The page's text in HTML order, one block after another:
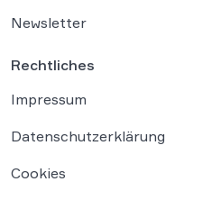
Newsletter
Rechtliches
Impressum
Datenschutzerklärung
Cookies